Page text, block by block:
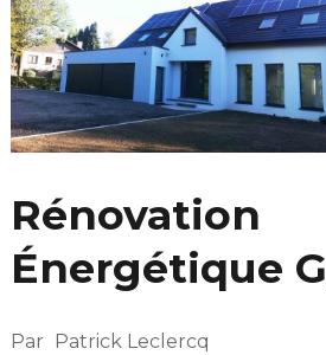
Rénovation
Énergétique G_
Par Patrick Leclercq